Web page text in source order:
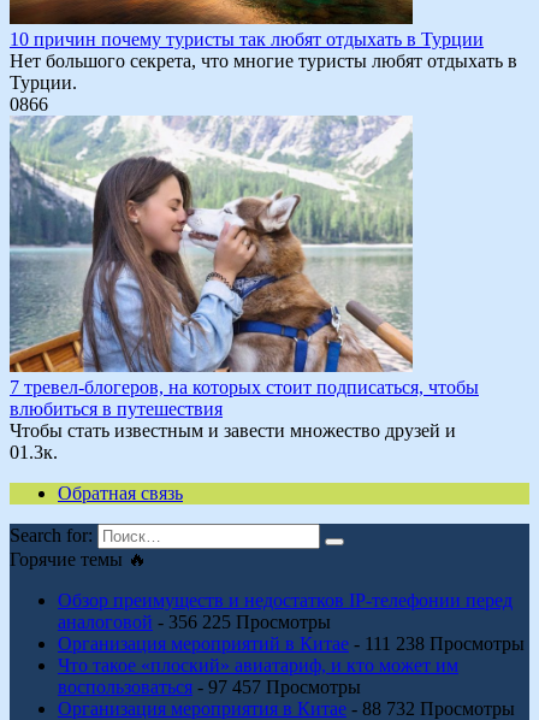
10 причин почему туристы так любят отдыхать в Турции
Нет большого секрета, что многие туристы любят отдыхать в
Турции.
0866
7 тревел-блогеров, на которых стоит подписаться, чтобы
влюбиться в путешествия
Чтобы стать известным и завести множество друзей и
01.3к.
Обратная связь
Search for:
Горячие темы 🔥
Обзор преимуществ и недостатков IP-телефонии перед
аналоговой - 356 225 Просмотры
Организация мероприятий в Китае - 111 238 Просмотры
Что такое «плоский» авиатариф, и кто может им
воспользоваться - 97 457 Просмотры
Организация мероприятия в Китае - 88 732 Просмотры